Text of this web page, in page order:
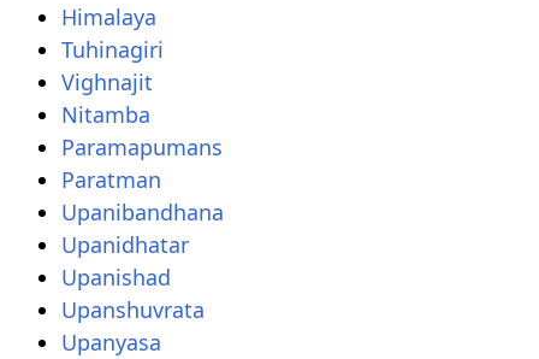
Himalaya
Tuhinagiri
Vighnajit
Nitamba
Paramapumans
Paratman
Upanibandhana
Upanidhatar
Upanishad
Upanshuvrata
Upanyasa